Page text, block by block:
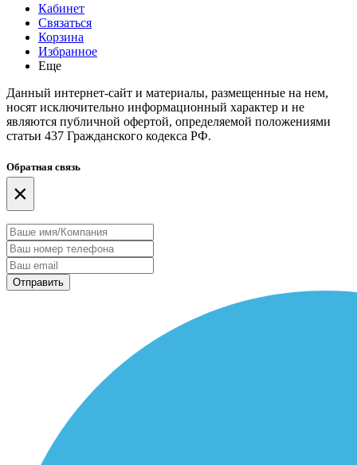
Кабинет
Связаться
Корзина
Избранное
Еще
Данный интернет-сайт и материалы, размещенные на нем,
носят исключительно информационный характер и не
являются публичной офертой, определяемой положениями
статьи 437 Гражданского кодекса РФ.
Обратная связь
×
Отправить